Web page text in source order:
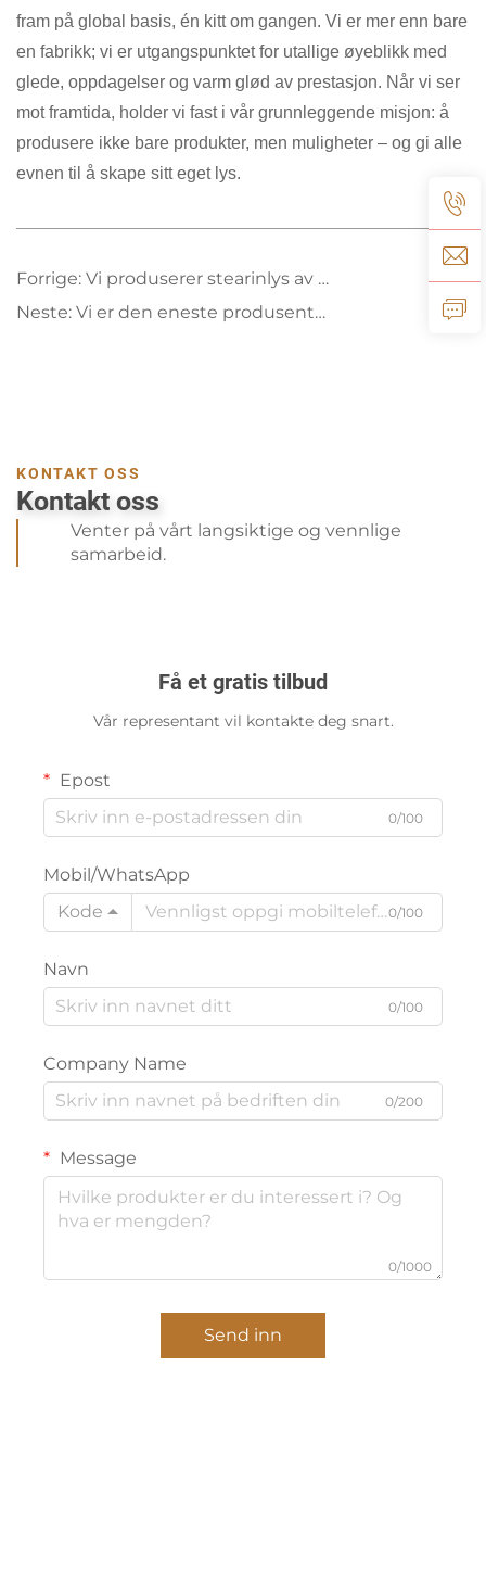
fram på global basis, én kitt om gangen. Vi er mer enn bare
en fabrikk; vi er utgangspunktet for utallige øyeblikk med
glede, oppdagelser og varm glød av prestasjon. Når vi ser
mot framtida, holder vi fast i vår grunnleggende misjon: å
produsere ikke bare produkter, men muligheter – og gi alle
evnen til å skape sitt eget lys.
Forrige: Vi produserer stearinlys av høy kvalitet med lukt.
Neste: Vi er den eneste produsenten i Kina som bruker ren bikakse til å lage stearinlys.
KONTAKT OSS
Kontakt oss
Venter på vårt langsiktige og vennlige
samarbeid.
Få et gratis tilbud
Vår representant vil kontakte deg snart.
Epost
0/100
Mobil/WhatsApp
Kode
0/100
Navn
0/100
Company Name
0/200
Message
0/1000
Send inn